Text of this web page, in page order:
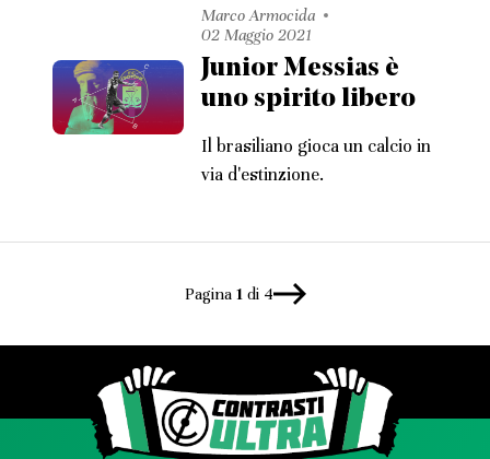
Marco Armocida
02 Maggio 2021
Junior Messias è
uno spirito libero
Il brasiliano gioca un calcio in
via d'estinzione.
Pagina 1di 4